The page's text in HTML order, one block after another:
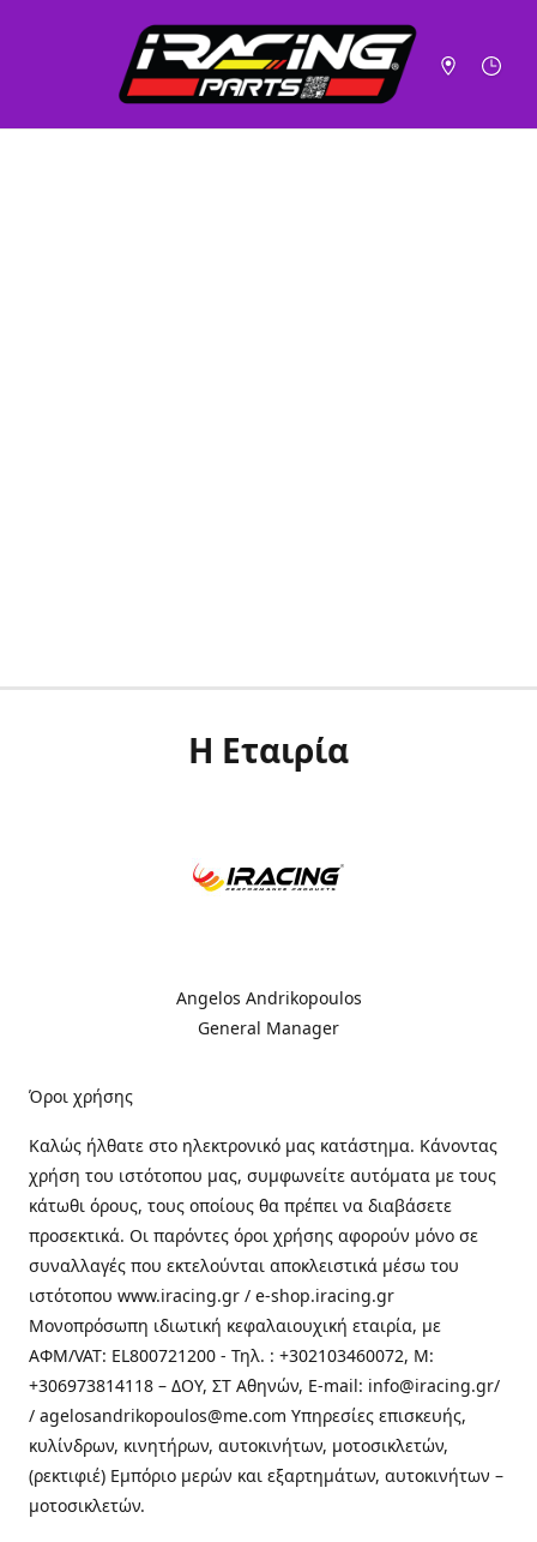
Η Εταιρία
Angelos Andrikopoulos
General Manager
Όροι χρήσης
Καλώς ήλθατε στo ηλεκτρονικό μας κατάστημα. Κάνοντας
χρήση του ιστότοπου μας, συμφωνείτε αυτόματα με τους
κάτωθι όρους, τους οποίους θα πρέπει να διαβάσετε
προσεκτικά. Οι παρόντες όροι χρήσης αφορούν μόνο σε
συναλλαγές που εκτελούνται αποκλειστικά μέσω του
ιστότοπου www.iracing.gr / e-shop.iracing.gr
Μονοπρόσωπη ιδιωτική κεφαλαιουχική εταιρία, με
ΑΦΜ/VAT: EL800721200 - Τηλ. : +302103460072, M:
+306973814118 – ΔΟΥ, ΣΤ Αθηνών, E-mail: info@iracing.gr/
/ agelosandrikopoulos@me.com Υπηρεσίες επισκευής,
κυλίνδρων, κινητήρων, αυτοκινήτων, μοτοσικλετών,
(ρεκτιφιέ) Εμπόριο μερών και εξαρτημάτων, αυτοκινήτων –
μοτοσικλετών.